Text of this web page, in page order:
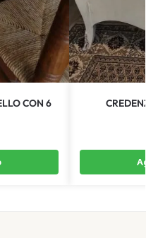
CON 6